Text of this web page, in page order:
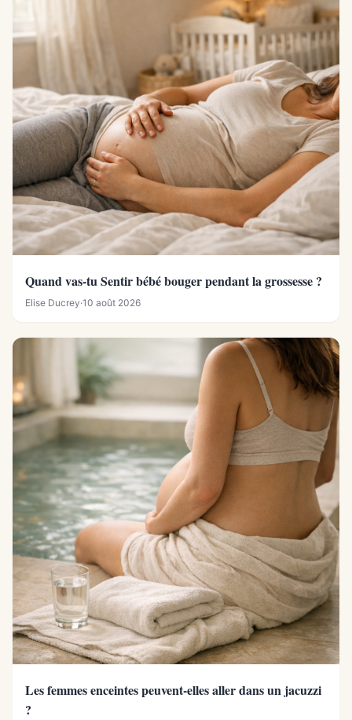
Quand vas-tu Sentir bébé bouger pendant la grossesse ?
Elise Ducrey·10 août 2026
Les femmes enceintes peuvent-elles aller dans un jacuzzi
?